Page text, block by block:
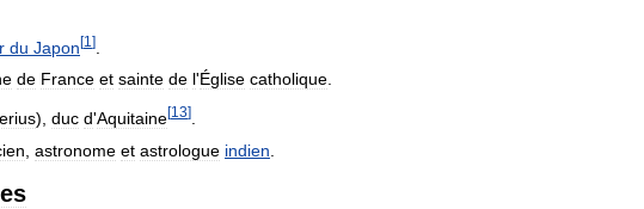
du Japon[1 ]
de France et sainte de l'Église catholique.
), duc d'Aquitaine[13]
astronome et astrologue indien